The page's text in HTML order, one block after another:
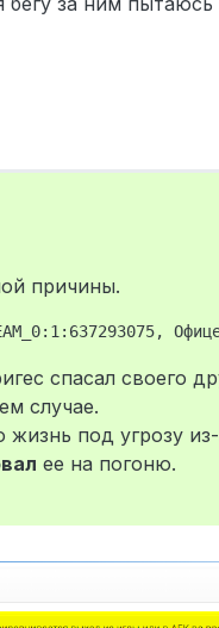
причины.
спасал своего
случае.
жизнь под угрозу
ее на погоню.